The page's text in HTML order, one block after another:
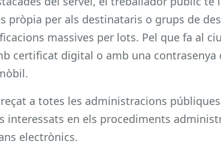
pròpia per als destinataris o grups de
massives per lots. Pel que fa al
certificat digital o amb una contrasenya
a totes les administracions
interessats en els procediments
electrònics.